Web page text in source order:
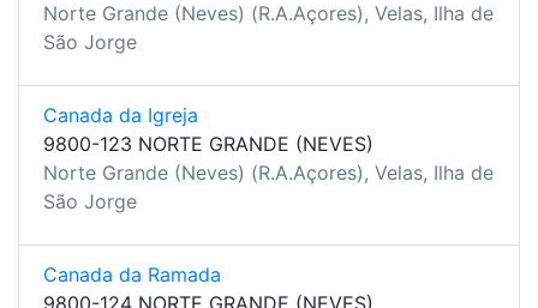
Norte Grande (Neves) (R.A.Açores), Velas, Ilha de
São Jorge
Canada da Igreja
9800-123 NORTE GRANDE (NEVES)
Norte Grande (Neves) (R.A.Açores), Velas, Ilha de
São Jorge
Canada da Ramada
9800-124 NORTE GRANDE (NEVES)